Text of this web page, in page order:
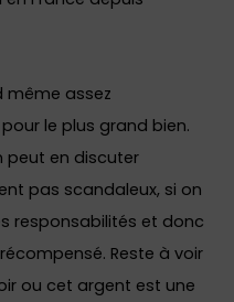
même assez
le plus grand bien.
peut en discuter
pas scandaleux, si on
responsabilités et donc
Reste à voir
ou cet argent est une